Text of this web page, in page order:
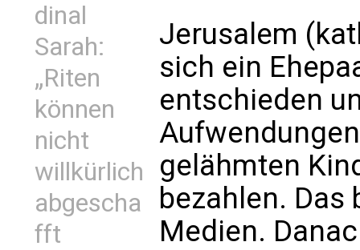
dinal
Sarah:
„Riten
können
nicht
willkürlich
abgescha
fft
Jerusalem
sich ein
entschieden
gelähmten
bezahlen.
Medien.